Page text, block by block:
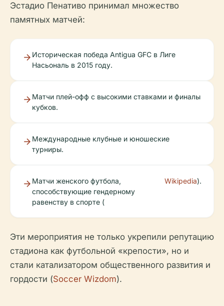
Эстадио Пенативо принимал множество
памятных матчей:
Историческая победа Antigua GFC в Лиге
Насьональ в 2015 году.
Матчи плей-офф с высокими ставками и финалы
кубков.
Международные клубные и юношеские
турниры.
Матчи женского футбола,
способствующие гендерному
равенству в спорте (
Wikipedia).
Эти мероприятия не только укрепили репутацию
стадиона как футбольной «крепости», но и
стали катализатором общественного развития и
гордости (Soccer Wizdom).